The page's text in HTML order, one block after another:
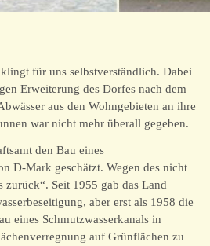
für uns selbstverständlich. Dabei
Erweiterung des Dorfes nach dem
aus den Wohngebieten an ihre
war nicht mehr überall gegeben.
den Bau eines
D-Mark geschätzt. Wegen des nicht
zurück“. Seit 1955 gab das Land
aber erst als 1958 die
eines Schmutzwasserkanals in
auf Grünflächen zu